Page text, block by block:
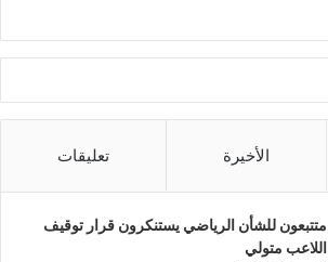
الأخيرة تعليقات
متتبعون للشأن الرياضي يستنكرون قرار توقيف
اللاعب متولي